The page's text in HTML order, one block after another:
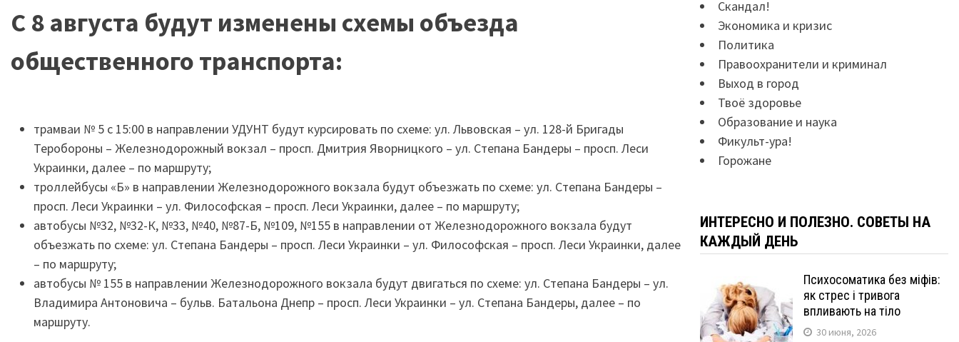
С 8 августа будут изменены схемы объезда
общественного транспорта:
трамваи № 5 с 15:00 в направлении УДУНТ будут курсировать по схеме: ул. Львовская – ул. 128-й Бригады
Теробороны – Железнодорожный вокзал – просп. Дмитрия Яворницкого – ул. Степана Бандеры – просп. Леси
Украинки, далее – по маршруту;
троллейбусы «Б» в направлении Железнодорожного вокзала будут объезжать по схеме: ул. Степана Бандеры –
просп. Леси Украинки – ул. Философская – просп. Леси Украинки, далее – по маршруту;
автобусы №32, №32-К, №33, №40, №87-Б, №109, №155 в направлении от Железнодорожного вокзала будут
объезжать по схеме: ул. Степана Бандеры – просп. Леси Украинки – ул. Философская – просп. Леси Украинки, далее
– по маршруту;
автобусы № 155 в направлении Железнодорожного вокзала будут двигаться по схеме: ул. Степана Бандеры – ул.
Владимира Антоновича – бульв. Батальона Днепр – просп. Леси Украинки – ул. Степана Бандеры, далее – по
маршруту.
Скандал!
Экономика и кризис
Политика
Правоохранители и криминал
Выход в город
Твоё здоровье
Образование и наука
Фикульт-ура!
Горожане
ИНТЕРЕСНО И ПОЛЕЗНО. СОВЕТЫ НА
КАЖДЫЙ ДЕНЬ
Психосоматика без міфів:
як стрес і тривога
впливають на тіло
30 июня, 2026